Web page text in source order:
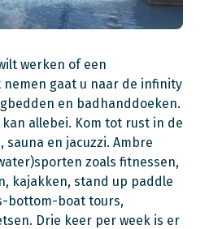
werken of een
gaat u naar de infinity
en badhanddoeken.
allebei. Kom tot rust in de
en jacuzzi. Ambre
zoals fitnessen,
kajakken, stand up paddle
bottom-boat tours,
Drie keer per week is er